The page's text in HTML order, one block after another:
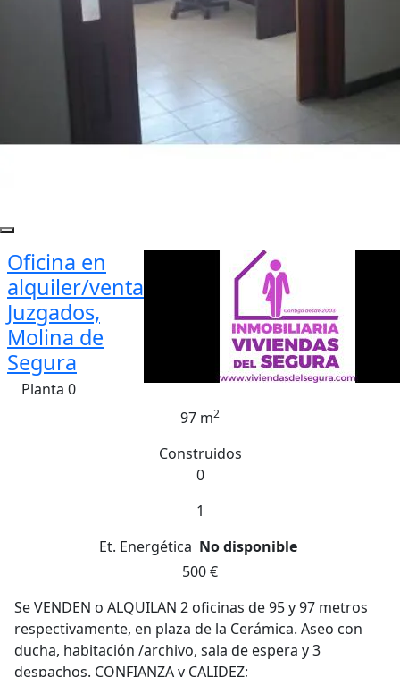
Oficina en
alquiler/venta
Juzgados,
Molina de
Segura
Planta 0
97 m2
Construidos
0
1
Et. Energética No disponible
500 €
Se VENDEN o ALQUILAN 2 oficinas de 95 y 97 metros
respectivamente, en plaza de la Cerámica. Aseo con
ducha, habitación /archivo, sala de espera y 3
despachos. CONFIANZA y CALIDEZ;